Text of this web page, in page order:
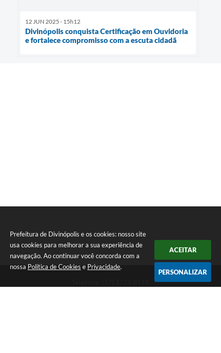
Prefeitura de Divinópolis e os cookies: nosso site
usa cookies para melhorar a sua experiência de
navegação. Ao continuar você concorda com a
nossa Política de Cookies e Privacidade.
ACEITAR
PERSONALIZAR
12 JUN 2025 - 15h12
Divinópolis conquista Certificação em Ouvidoria
e fortalece compromisso com a escuta cidadã